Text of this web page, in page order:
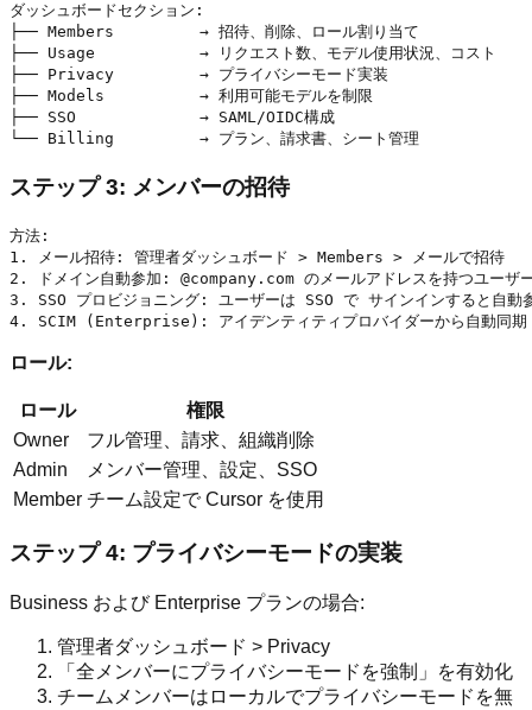
ダッシュボードセクション:
├── Members         → 招待、削除、ロール割り当て
├── Usage           → リクエスト数、モデル使用状況、コスト
├── Privacy         → プライバシーモード実装
├── Models          → 利用可能モデルを制限
├── SSO             → SAML/OIDC構成
ステップ 3: メンバーの招待
方法:
1. メール招待: 管理者ダッシュボード > Members > メールで招待
2. ドメイン自動参加: @company.com のメールアドレスを持つユーザ
3. SSO プロビジョニング: ユーザーは SSO で サインインすると自動
ロール:
ロール
権限
Owner
フル管理、請求、組織削除
Admin
メンバー管理、設定、SSO
Member チーム設定で Cursor を使用
ステップ 4: プライバシーモードの実装
Business および Enterprise プランの場合:
管理者ダッシュボード > Privacy
「全メンバーにプライバシーモードを強制」を有効化
チームメンバーはローカルでプライバシーモードを無